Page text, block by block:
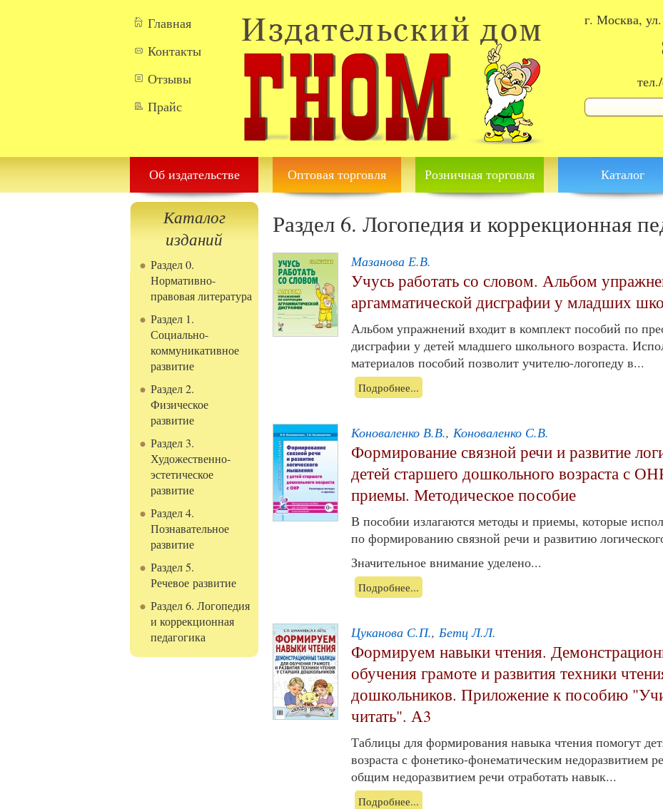
г. Москва,
Форма
Поиск
Главная
Контакты
Отзывы
Прайс
Об издательстве Оптовая торговля Розничная торговля Каталог
Каталог
изданий
Раздел 0.
Нормативно-
правовая литература
Раздел 1.
Социально-
коммуникативное
развитие
Раздел 2.
Физическое
развитие
Раздел 3.
Художественно-
эстетическое
развитие
Раздел 4.
Познавательное
развитие
Раздел 5.
Речевое развитие
Раздел 6. Логопедия
и коррекционная
педагогика
Раздел 6. Логопедия и коррекционная
Мазанова Е.В.
Учусь работать со словом. Альбом
аргамматической дисграфии у младших
Альбом упражнений входит в комплект пособий по
дисграфии у детей младшего школьного возраста.
материалов пособий позволит учителю-логопеду в...
Подробнее...
Коноваленко В.В., Коноваленко С.В.
Формирование связной речи и развитие
детей старшего дошкольного возраста с
приемы. Методическое пособие
В пособии излагаются методы и приемы, которые
по формированию связной речи и развитию
Значительное внимание уделено...
Подробнее...
Цуканова С.П., Бетц Л.Л.
Формируем навыки чтения.
обучения грамоте и развития техники
дошкольников. Приложение к пособию
читать". А3
Таблицы для формирования навыка чтения помогут
возраста с фонетико-фонематическим недоразвитием
общим недоразвитием речи отработать навык...
Подробнее...